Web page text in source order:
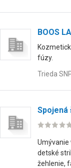
BOOS
fúzy.
Trieda
Spojená
Umývanie
detské
žehlenie,